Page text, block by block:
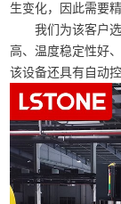
生变化，因此需要
我们为该客户
高、温度稳定性好
该设备还具有自动